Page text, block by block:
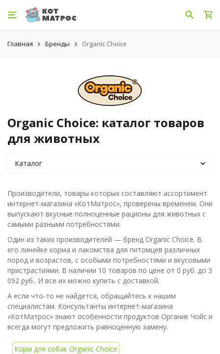
Главная Бренды Organic Choice
Organic Choice: каталог товаров
для животных
Каталог
Производители, товары которых составляют ассортимент
интернет-магазина «КотМатрос», проверены временем. Они
выпускают вкусные полноценные рационы для животных с
самыми разными потребностями.
Один из таких производителей — бренд Organic Choice. В
его линейке корма и лакомства для питомцев различных
пород и возрастов, с особыми потребностями и вкусовыми
пристрастиями. В наличии 10 товаров по цене от 0 руб. до 3
052 руб.. И все их можно купить с доставкой.
А если что-то не найдется, обращайтесь к нашим
специалистам. Консультанты интернет-магазина
«КотМатрос» знают особенности продуктов Органик Чойс и
всегда могут предложить равноценную замену.
Корм для собак Organic Choice